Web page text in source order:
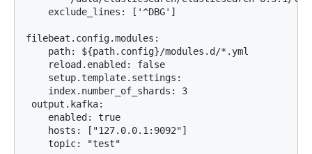
    exclude_lines: ['^DBG']
filebeat.config.modules:
    path: ${path.config}/modules.d/*.yml
    reload.enabled: false
    setup.template.settings:
    index.number_of_shards: 3
output.kafka:
    enabled: true
    hosts: ["127.0.0.1:9092"]
    topic: "test"